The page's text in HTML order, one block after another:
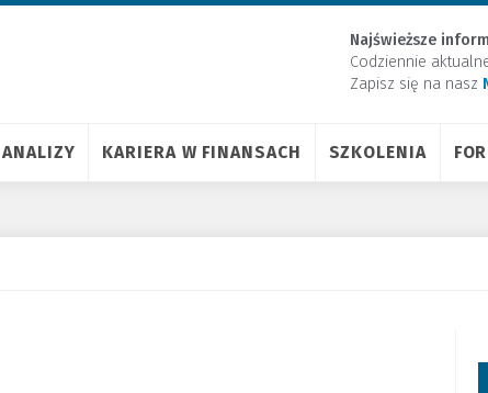
Najświeższe
Codziennie
Zapisz się na nasz
ANALIZY KARIERA W FINANSACH SZKOLENIA